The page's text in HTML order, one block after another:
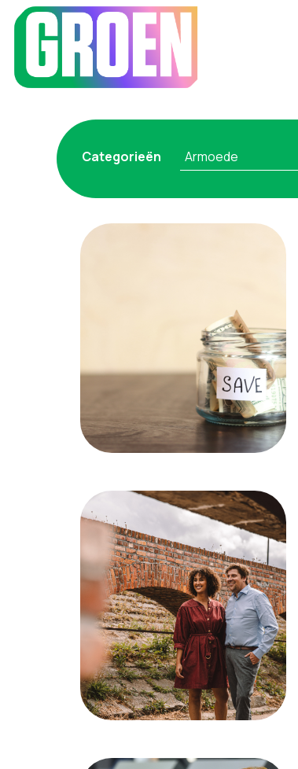
Categorieën Armoede